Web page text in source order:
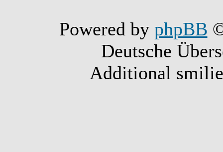
Powered by phpBB
Deutsche
Additional